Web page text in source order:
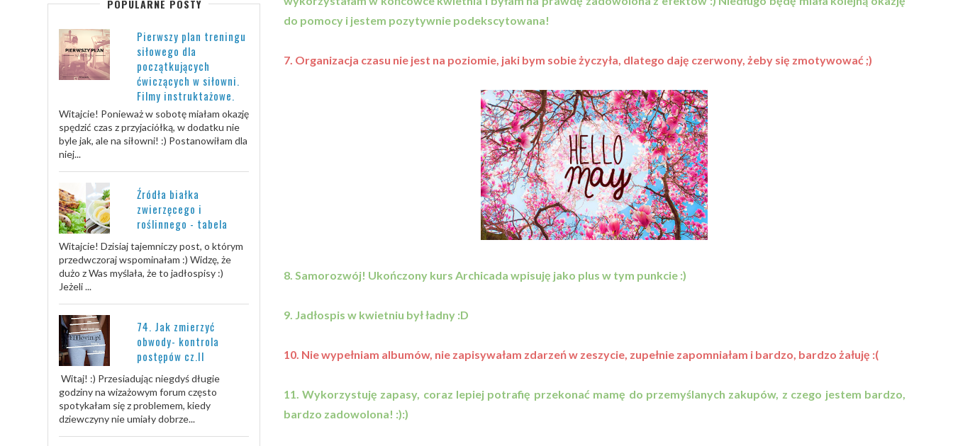
do pomocy i jestem pozytywnie podekscytowana!
7. Organizacja czasu nie jest na poziomie, jaki bym sobie życzyła, dlatego daję czerwony, żeby się zmotywować ;)
8. Samorozwój! Ukończony kurs Archicada wpisuję jako plus w tym punkcie :)
9. Jadłospis w kwietniu był ładny :D
10. Nie wypełniam albumów, nie zapisywałam zdarzeń w zeszycie, zupełnie zapomniałam i bardzo, bardzo żałuję :(
11. Wykorzystuję zapasy, coraz lepiej potrafię przekonać mamę do przemyślanych zakupów, z czego jestem bardzo,
bardzo zadowolona! :):)
POPULARNE POSTY
Pierwszy plan treningu
siłowego dla
początkujących
ćwiczących w siłowni.
Filmy instruktażowe.
Witajcie! Ponieważ w sobotę miałam okazję
spędzić czas z przyjaciółką, w dodatku nie
byle jak, ale na siłowni! :) Postanowiłam dla
niej...
Źródła białka
zwierzęcego i
roślinnego - tabela
Witajcie! Dzisiaj tajemniczy post, o którym
przedwczoraj wspominałam :) Widzę, że
dużo z Was myślała, że to jadłospisy :)
Jeżeli ...
74. Jak zmierzyć
obwody- kontrola
postępów cz.II
Witaj! :) Przesiadując niegdyś długie
godziny na wizażowym forum często
spotykałam się z problemem, kiedy
dziewczyny nie umiały dobrze...